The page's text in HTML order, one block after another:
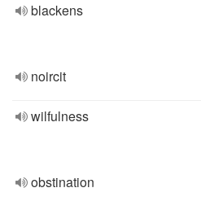
blackens
noircit
wilfulness
obstination